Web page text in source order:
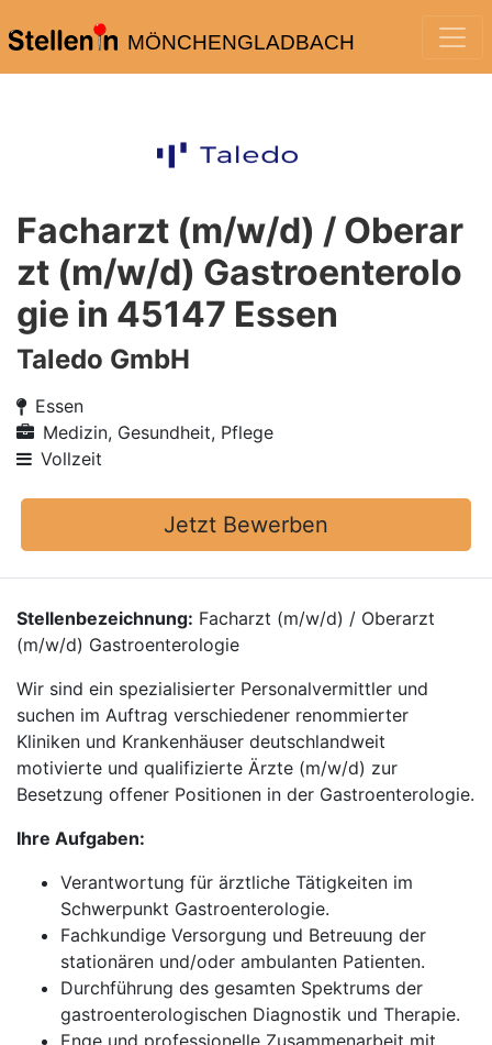
MÖNCHENGLADBACH
Facharzt (m/w/d) / Oberar
zt (m/w/d) Gastroenterolo
gie in 45147 Essen
Taledo GmbH
Essen
Medizin, Gesundheit, Pflege
Vollzeit
Jetzt Bewerben
Stellenbezeichnung: Facharzt (m/w/d) / Oberarzt
(m/w/d) Gastroenterologie
Wir sind ein spezialisierter Personalvermittler und
suchen im Auftrag verschiedener renommierter
Kliniken und Krankenhäuser deutschlandweit
motivierte und qualifizierte Ärzte (m/w/d) zur
Besetzung offener Positionen in der Gastroenterologie.
Ihre Aufgaben:
Verantwortung für ärztliche Tätigkeiten im
Schwerpunkt Gastroenterologie.
Fachkundige Versorgung und Betreuung der
stationären und/oder ambulanten Patienten.
Durchführung des gesamten Spektrums der
gastroenterologischen Diagnostik und Therapie.
Enge und professionelle Zusammenarbeit mit